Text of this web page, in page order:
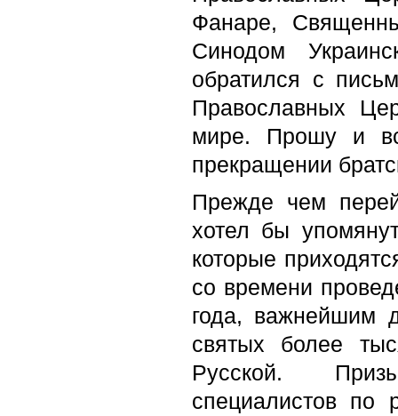
Фанаре,
Синодом
обратился с
Православных
мире. Прошу и
прекращении
Прежде чем
хотел бы
которые
со времени
года, важнейшим
святых более
Русской.
специалистов по